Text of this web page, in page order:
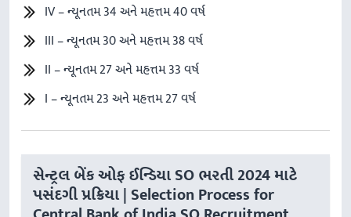
IV – ન્યૂનતમ 34 અને મહત્તમ 40 વર્ષ
III – ન્યૂનતમ 30 અને મહત્તમ 38 વર્ષ
II – ન્યૂનતમ 27 અને મહત્તમ 33 વર્ષ
I – ન્યૂનતમ 23 અને મહત્તમ 27 વર્ષ
સેન્ટ્રલ બેંક ઓફ ઈન્ડિયા SO ભરતી 2024 માટે
પસંદગી પ્રક્રિયા | Selection Process for